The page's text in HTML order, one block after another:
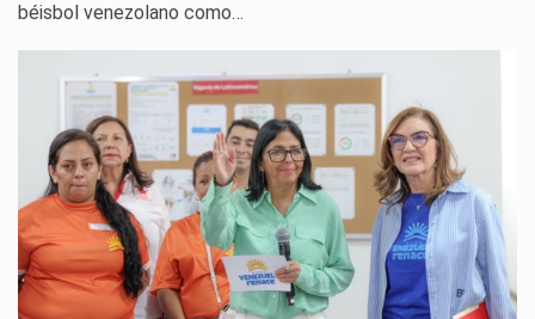
béisbol venezolano como…